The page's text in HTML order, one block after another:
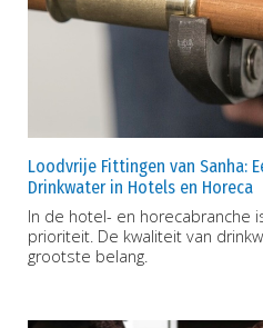
Loodvrije Fittingen van Sanha:
Drinkwater in Hotels en Horeca
In de hotel- en horecabranche
prioriteit. De kwaliteit van
grootste belang.